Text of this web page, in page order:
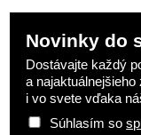
Novinky do
Dostávajte každý
a
i vo svete vďaka
Súhlasím so